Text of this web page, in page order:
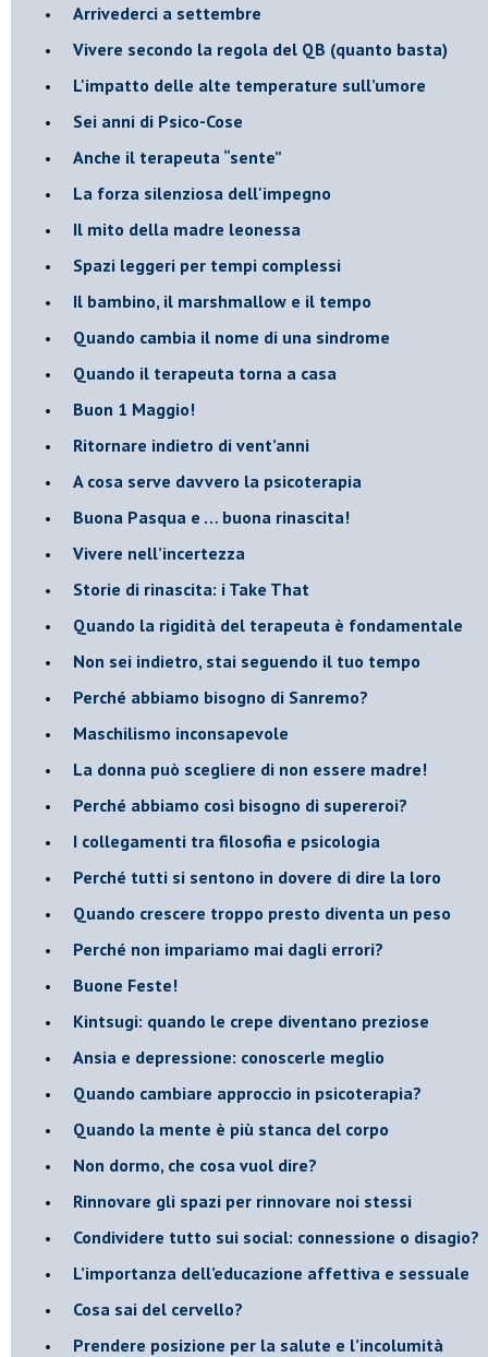
​Arrivederci a settembre
​Vivere secondo la regola del QB (quanto basta)
​L'impatto delle alte temperature sull’umore
Sei anni di Psico-Cose
​Anche il terapeuta “sente”
​La forza silenziosa dell'impegno
​Il mito della madre leonessa
Spazi leggeri per tempi complessi
Il bambino, il marshmallow e il tempo
​Quando cambia il nome di una sindrome
​Quando il terapeuta torna a casa
​Buon 1 Maggio!
Ritornare indietro di vent’anni
​A cosa serve davvero la psicoterapia
​Buona Pasqua e … buona rinascita!
​Vivere nell’incertezza
​Storie di rinascita: i Take That
​Quando la rigidità del terapeuta è fondamentale
​Non sei indietro, stai seguendo il tuo tempo
​Perché abbiamo bisogno di Sanremo?
​Maschilismo inconsapevole
​La donna può scegliere di non essere madre!
​Perché abbiamo così bisogno di supereroi?
​I collegamenti tra filosofia e psicologia
​Perché tutti si sentono in dovere di dire la loro
​Quando crescere troppo presto diventa un peso
​Perché non impariamo mai dagli errori?
​Buone Feste!
​Kintsugi: quando le crepe diventano preziose
Ansia e depressione: conoscerle meglio
Quando cambiare approccio in psicoterapia?
​Quando la mente è più stanca del corpo
Non dormo, che cosa vuol dire?
​Rinnovare gli spazi per rinnovare noi stessi
​Condividere tutto sui social: connessione o disagio?
​L’importanza dell’educazione affettiva e sessuale
​Cosa sai del cervello?
Prendere posizione per la salute e l’incolumità